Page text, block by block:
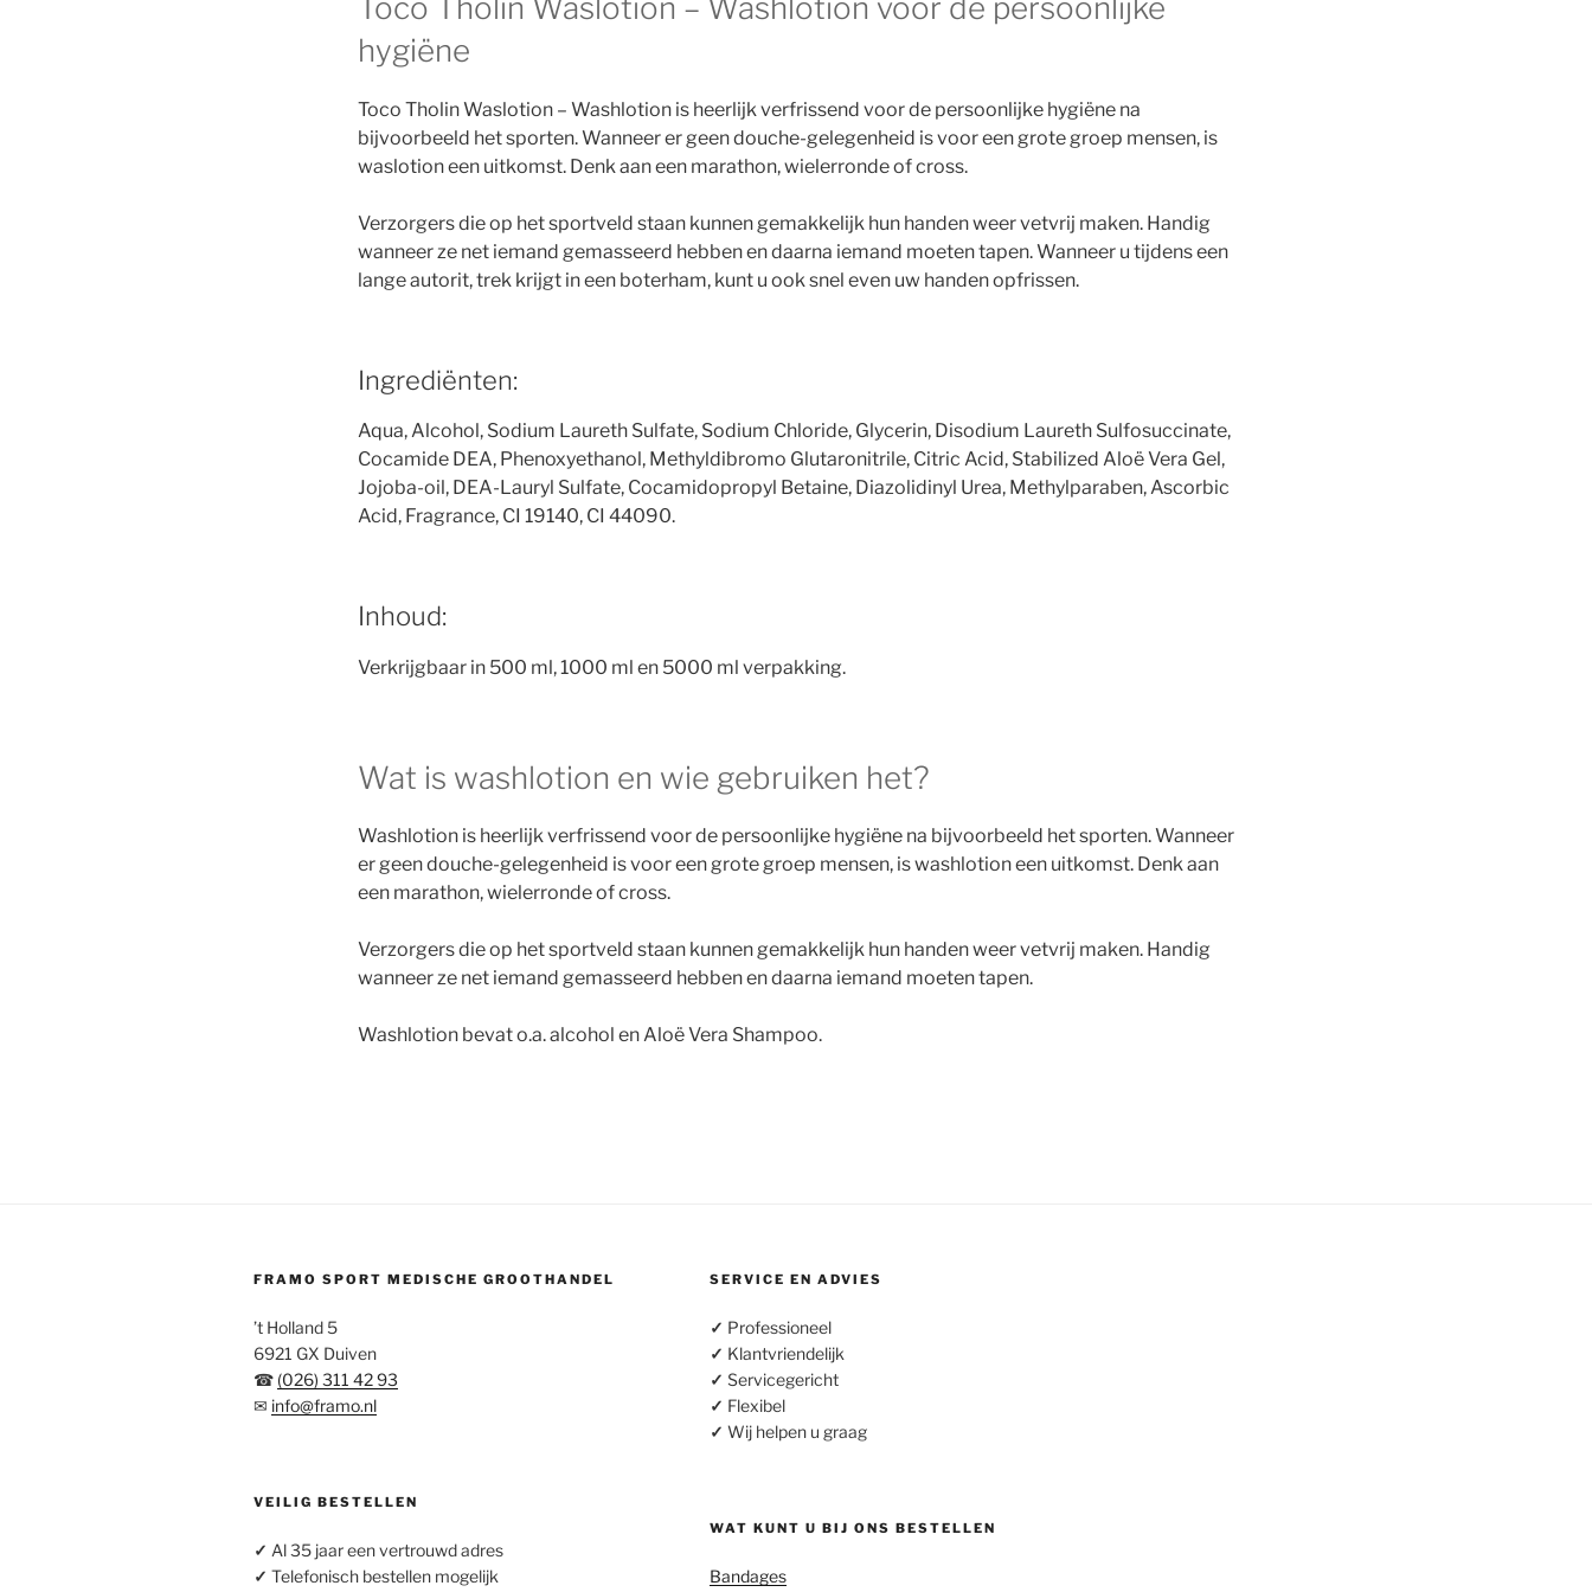
Toco Tholin Waslotion – Washlotion voor de persoonlijke
hygiëne
Toco Tholin Waslotion – Washlotion is heerlijk verfrissend voor de persoonlijke hygiëne na
bijvoorbeeld het sporten. Wanneer er geen douche-gelegenheid is voor een grote groep mensen, is
waslotion een uitkomst. Denk aan een marathon, wielerronde of cross.
Verzorgers die op het sportveld staan kunnen gemakkelijk hun handen weer vetvrij maken. Handig
wanneer ze net iemand gemasseerd hebben en daarna iemand moeten tapen. Wanneer u tijdens een
lange autorit, trek krijgt in een boterham, kunt u ook snel even uw handen opfrissen.
Ingrediënten:
Aqua, Alcohol, Sodium Laureth Sulfate, Sodium Chloride, Glycerin, Disodium Laureth Sulfosuccinate,
Cocamide DEA, Phenoxyethanol, Methyldibromo Glutaronitrile, Citric Acid, Stabilized Aloë Vera Gel,
Jojoba-oil, DEA-Lauryl Sulfate, Cocamidopropyl Betaine, Diazolidinyl Urea, Methylparaben, Ascorbic
Acid, Fragrance, CI 19140, CI 44090.
Inhoud:
Verkrijgbaar in 500 ml, 1000 ml en 5000 ml verpakking.
Wat is washlotion en wie gebruiken het?
Washlotion is heerlijk verfrissend voor de persoonlijke hygiëne na bijvoorbeeld het sporten. Wanneer
er geen douche-gelegenheid is voor een grote groep mensen, is washlotion een uitkomst. Denk aan
een marathon, wielerronde of cross.
Verzorgers die op het sportveld staan kunnen gemakkelijk hun handen weer vetvrij maken. Handig
wanneer ze net iemand gemasseerd hebben en daarna iemand moeten tapen.
Washlotion bevat o.a. alcohol en Aloë Vera Shampoo.
FRAMO SPORT MEDISCHE GROOTHANDEL
’t Holland 5
6921 GX Duiven
☎ (026) 311 42 93
✉ info@framo.nl
VEILIG BESTELLEN
✓ Al 35 jaar een vertrouwd adres
✓ Telefonisch bestellen mogelijk
SERVICE EN ADVIES
✓ Professioneel
✓ Klantvriendelijk
✓ Servicegericht
✓ Flexibel
✓ Wij helpen u graag
WAT KUNT U BIJ ONS BESTELLEN
Bandages